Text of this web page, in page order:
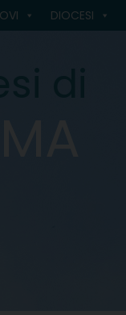
DIOCESI